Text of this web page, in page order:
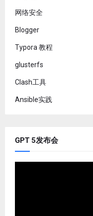
网络安全
Blogger
Typora 教程
glusterfs
Clash工具
Ansible实践
GPT 5发布会